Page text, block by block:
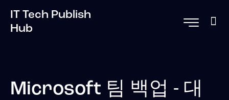
IT Tech Publish
Hub
Microsoft 팀 백업 - 대